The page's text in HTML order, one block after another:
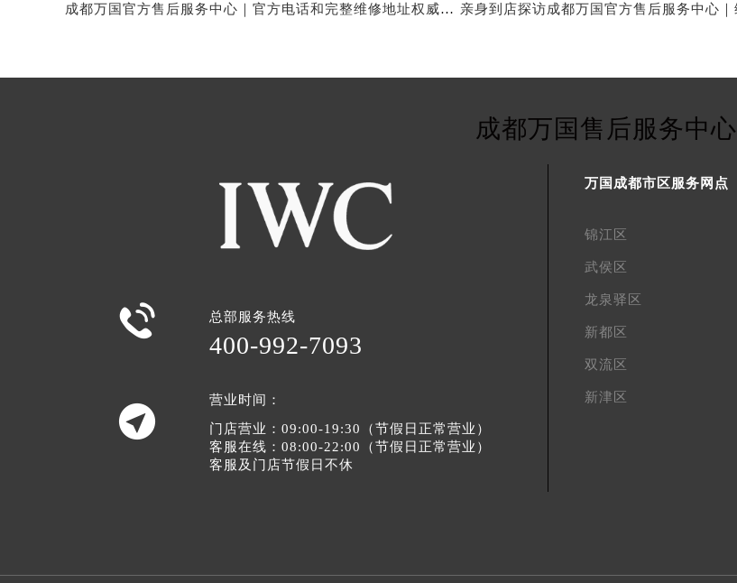
成都万国官方售后服务中心｜官方电话和完整维修地址权威信息公示（2026年7月最新）
成都万国售后服务中心
 总部服务热线
400-992-7093

营业时间：
门店营业：09:00-19:30（节假日正常营业）
客服在线：08:00-22:00（节假日正常营业）
客服及门店节假日不休
万国成都市区服务网点
锦江区
武侯区
龙泉驿区
新都区
双流区
新津区